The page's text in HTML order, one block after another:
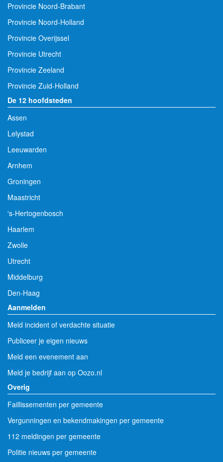
Provincie Noord-Brabant
Provincie Noord-Holland
Provincie Overijssel
Provincie Utrecht
Provincie Zeeland
Provincie Zuid-Holland
De 12 hoofdsteden
Assen
Lelystad
Leeuwarden
Arnhem
Groningen
Maastricht
's-Hertogenbosch
Haarlem
Zwolle
Utrecht
Middelburg
Den-Haag
Aanmelden
Meld incident of verdachte situatie
Publiceer je eigen nieuws
Meld een evenement aan
Meld je bedrijf aan op Oozo.nl
Overig
Faillissementen per gemeente
Vergunningen en bekendmakingen per gemeente
112 meldingen per gemeente
Politie nieuws per gemeente